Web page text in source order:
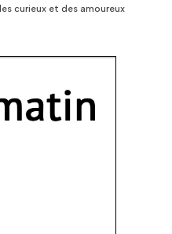
curieux et des amoureux